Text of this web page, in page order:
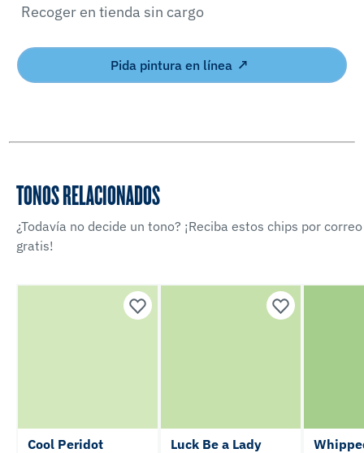
Recoger en tienda sin cargo
Pida pintura en línea
TONOS RELACIONADOS
¿Todavía no decide un tono? ¡Reciba estos chips por correo
gratis!
Cool Peridot Luck Be a Lady